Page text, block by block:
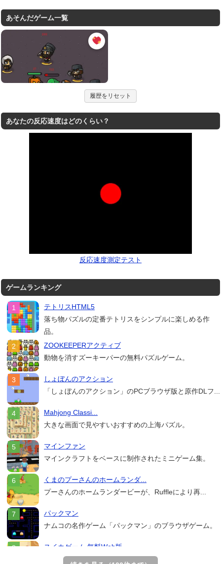
あそんだゲーム一覧
履歴をリセット
あなたの反応速度はどのくらい？
反応速度測定テスト
ゲームランキング
テトリスHTML5
落ち物パズルの定番テトリスをシンプルに楽しめる作
品。
ZOOKEEPERアクティブ
動物を消すズーキーパーの無料パズルゲーム。
しょぼんのアクション
「しょぼんのアクション」のPCブラウザ版と原作DLフ...
Mahjong Classi...
大きな画面で見やすいおすすめの上海パズル。
マインファン
マインクラフトをベースに制作されたミニゲーム集。
くまのプーさんのホームランダ...
プーさんのホームランダービーが、Ruffleにより再...
パックマン
ナムコの名作ゲーム「パックマン」のブラウザゲーム。
スイカゲーム 無料Web版
スイカゲームをスクラッチで再現した無料Web版。